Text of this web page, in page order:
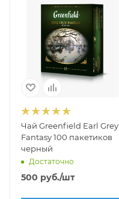
Чай Greenfield Earl Grey
Fantasy 100 пакетиков
черный
Достаточно
500 руб./шт